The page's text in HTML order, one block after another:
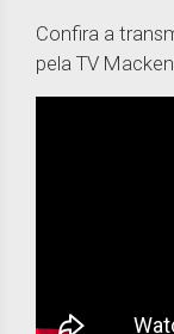
Confira a
pela TV